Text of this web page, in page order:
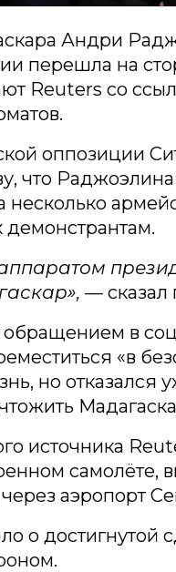
Андри
перешла на
Reuters со
оппозиции
что
несколько
— сказал
в
«в
но отказался
источника
самолёте,
аэропорт
о достигнутой